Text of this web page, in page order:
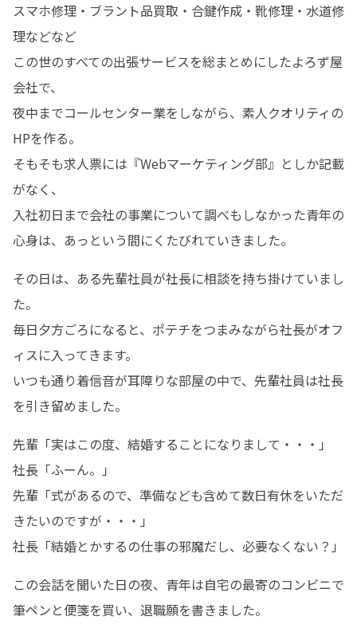
スマホ修理・ブラント品買取・合鍵作成・靴修理・水道修
理などなど
この世のすべての出張サービスを総まとめにしたよろず屋
会社で、
夜中までコールセンター業をしながら、素人クオリティの
HPを作る。
そもそも求人票には『Webマーケティング部』としか記載
がなく、
入社初日まで会社の事業について調べもしなかった青年の
心身は、あっという間にくたびれていきました。
その日は、ある先輩社員が社長に相談を持ち掛けていまし
た。
毎日夕方ごろになると、ポテチをつまみながら社長がオフ
ィスに入ってきます。
いつも通り着信音が耳障りな部屋の中で、先輩社員は社長
を引き留めました。
先輩「実はこの度、結婚することになりまして・・・」
社長「ふーん。」
先輩「式があるので、準備なども含めて数日有休をいただ
きたいのですが・・・」
社長「結婚とかするの仕事の邪魔だし、必要なくない？」
この会話を聞いた日の夜、青年は自宅の最寄のコンビニで
筆ペンと便箋を買い、退職願を書きました。